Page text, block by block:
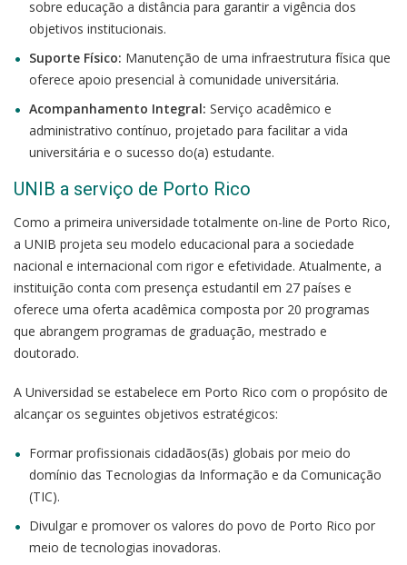
sobre educação a distância para garantir a vigência dos
objetivos institucionais.
Suporte Físico: Manutenção de uma infraestrutura física que
oferece apoio presencial à comunidade universitária.
Acompanhamento Integral: Serviço acadêmico e
administrativo contínuo, projetado para facilitar a vida
universitária e o sucesso do(a) estudante.
UNIB a serviço de Porto Rico
Como a primeira universidade totalmente on-line de Porto Rico,
a UNIB projeta seu modelo educacional para a sociedade
nacional e internacional com rigor e efetividade. Atualmente, a
instituição conta com presença estudantil em 27 países e
oferece uma oferta acadêmica composta por 20 programas
que abrangem programas de graduação, mestrado e
doutorado.
A Universidad se estabelece em Porto Rico com o propósito de
alcançar os seguintes objetivos estratégicos:
Formar profissionais cidadãos(ãs) globais por meio do
domínio das Tecnologias da Informação e da Comunicação
(TIC).
Divulgar e promover os valores do povo de Porto Rico por
meio de tecnologias inovadoras.